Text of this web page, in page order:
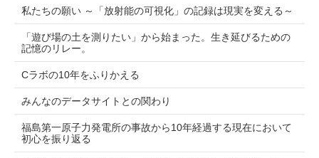
私たちの願い ～「放射能の可視化」の記録は現実を変える～
「遊び場の土を測りたい」から始まった。生き延びるための
記憶のリレー。
Cラボの10年をふりかえる
みんなのデータサイトとの関わり
福島第一原子力発電所の事故から10年経過する現在において
初心を振り返る